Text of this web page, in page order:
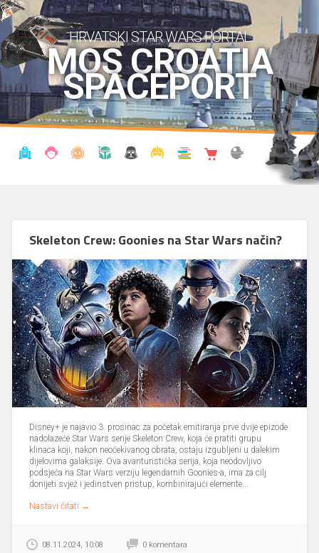
HRVATSKI STAR WARS PORTAL
MOS CROATIA
SPACEPORT
Skeleton Crew: Goonies na Star Wars način?
Disney+ je najavio 3. prosinac za početak emitiranja prve dvije epizode
nadolazeće Star Wars serije Skeleton Crew, koja će pratiti grupu
klinaca koji, nakon neočekivanog obrata, ostaju izgubljeni u dalekim
dijelovima galaksije. Ova avanturistička serija, koja neodovljivo
podsjeća na Star Wars verziju legendarnih Goonies-a, ima za cilj
donijeti svjež i jedinstven pristup, kombinirajući elemente...
Nastavi čitati →
08.11.2024, 10:08 0 komentara